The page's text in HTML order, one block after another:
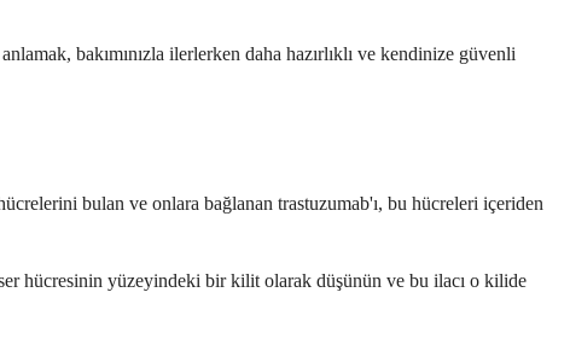
bakımınızla ilerlerken daha hazırlıklı ve kendinize güvenli
bulan ve onlara bağlanan trastuzumab'ı, bu hücreleri içeriden
hücresinin yüzeyindeki bir kilit olarak düşünün ve bu ilacı o kilide